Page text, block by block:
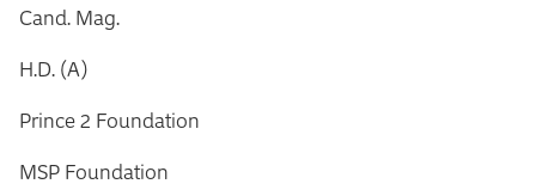
Cand. Mag.
H.D. (A)
Prince 2 Foundation
MSP Foundation